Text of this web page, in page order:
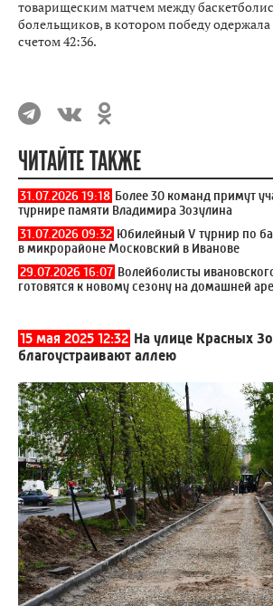
товарищеским матчем между
болельщиков, в котором победу одержала
счетом 42:36.
ЧИТАЙТЕ ТАКЖЕ
31.07.2026 19:18 Более 30 команд примут
турнире памяти Владимира Зозулина
31.07.2026 09:32 Юбилейный V турнир по
в микрорайоне Московский в Иванове
29.07.2026 16:07 Волейболисты
готовятся к новому сезону на домашней
15 мая 2025 12:32 На улице Красных
благоустраивают аллею